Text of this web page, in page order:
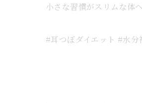
小さな習慣がスリムな体
#耳つぼダイエット #水